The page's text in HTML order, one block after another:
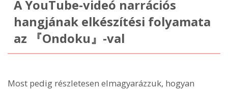
A YouTube-videó narrációs
hangjának elkészítési folyamata
az 『Ondoku』-val
Most pedig részletesen elmagyarázzuk, hogyan